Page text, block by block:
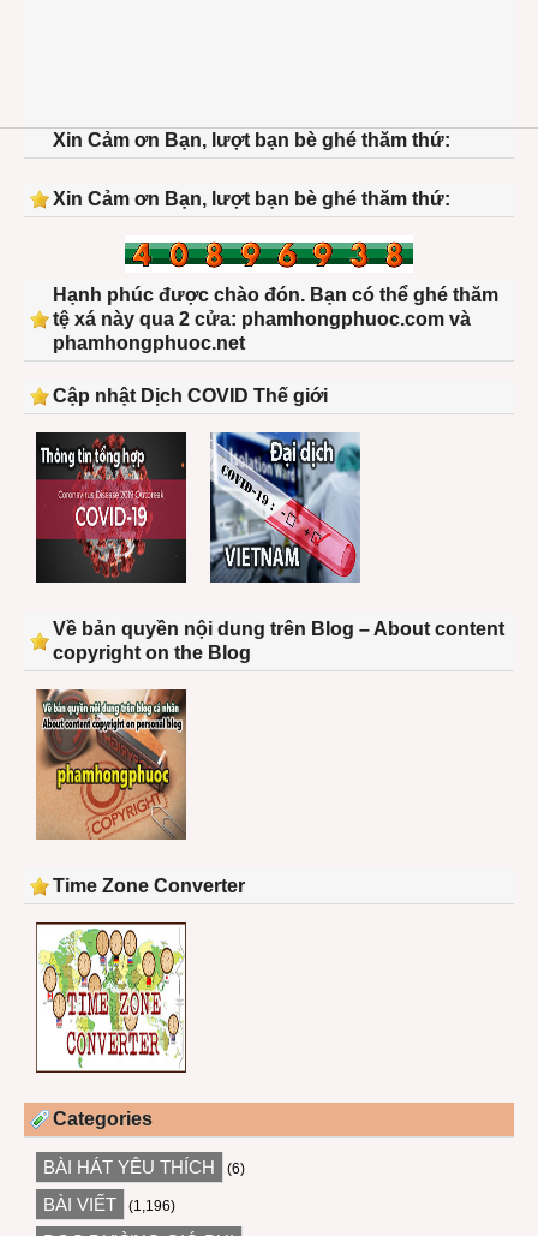
Xin Cảm ơn Bạn, lượt bạn bè ghé thăm thứ:
Xin Cảm ơn Bạn, lượt bạn bè ghé thăm thứ:
Hạnh phúc được chào đón. Bạn có thể ghé thăm
tệ xá này qua 2 cửa: phamhongphuoc.com và
phamhongphuoc.net
Cập nhật Dịch COVID Thế giới
Về bản quyền nội dung trên Blog – About content
copyright on the Blog
Time Zone Converter
Categories
BÀI HÁT YÊU THÍCH (6)
BÀI VIẾT (1,196)